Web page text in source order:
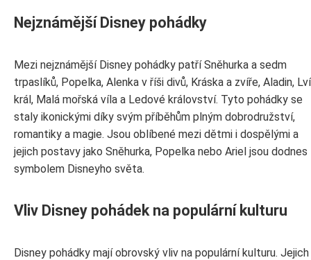
Nejznámější Disney pohádky
Mezi nejznámější Disney pohádky patří Sněhurka a sedm
trpaslíků, Popelka, Alenka v říši divů, Kráska a zvíře, Aladin, Lví
král, Malá mořská víla a Ledové království. Tyto pohádky se
staly ikonickými díky svým příběhům plným dobrodružství,
romantiky a magie. Jsou oblíbené mezi dětmi i dospělými a
jejich postavy jako Sněhurka, Popelka nebo Ariel jsou dodnes
symbolem Disneyho světa.
Vliv Disney pohádek na populární kulturu
Disney pohádky mají obrovský vliv na populární kulturu. Jejich